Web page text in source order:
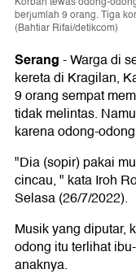
berjumlah 9 orang. Tiga
(Bahtiar Rifai/detikcom)
Serang-Warga di
kereta di Kragilan,
9 orang sempat
tidak melintas.
karena odong-
"Dia (sopir) pakai
cincau, " kata Iroh
Selasa (26/7/2022).
Musik yang diputar,
odong itu terlihat
anaknya.